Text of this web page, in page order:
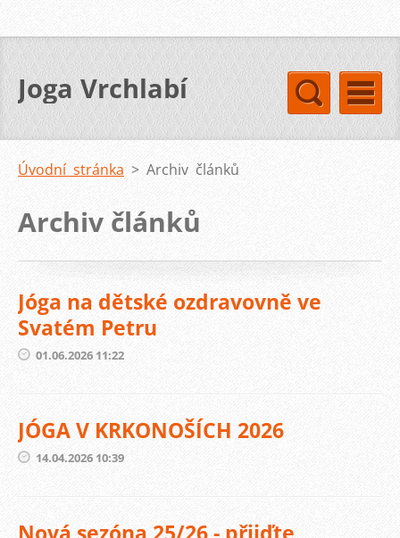
Joga Vrchlabí
Úvodní stránka > Archiv článků
Archiv článků
Jóga na dětské ozdravovně ve
Svatém Petru
01.06.2026 11:22
JÓGA V KRKONOŠÍCH 2026
14.04.2026 10:39